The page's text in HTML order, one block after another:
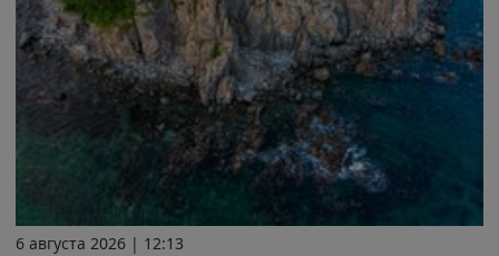
6 августа 2026 | 12:13